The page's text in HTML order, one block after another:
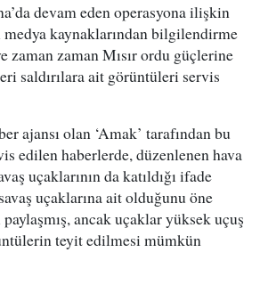
devam eden operasyona ilişkin
kaynaklarından bilgilendirme
zaman zaman Mısır ordu güçlerine
saldırılara ait görüntüleri servis
ajansı olan ‘Amak’ tarafından bu
edilen haberlerde, düzenlenen hava
uçaklarının da katıldığı ifade
uçaklarına ait olduğunu öne
ancak uçaklar yüksek uçuş
teyit edilmesi mümkün